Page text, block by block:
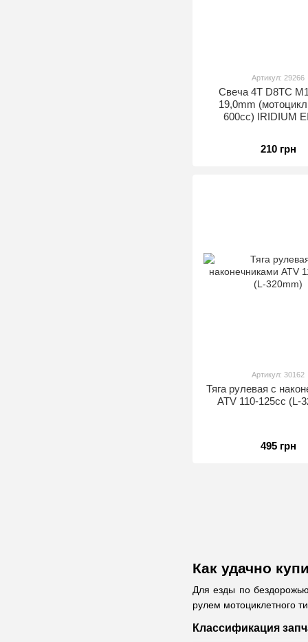
Как удачно
Для езды по
рулем мотоциклетного
Классификация
Артикул: 29266
Свеча 4T D8TC
19,0mm
600сс) IRIDIUM
210 грн
Артикул: 30162
Тяга рулевая с
ATV 110-125сс (L-
495 грн